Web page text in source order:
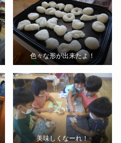
色々な形が出来たよ！
美味しくなーれ！